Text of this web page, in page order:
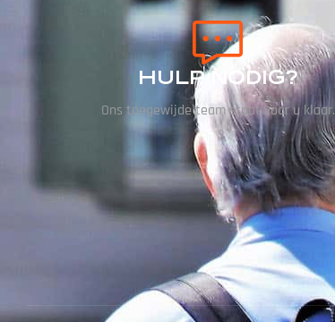
HULP NODIG?
Ons toegewijde team staat voor u klaar.